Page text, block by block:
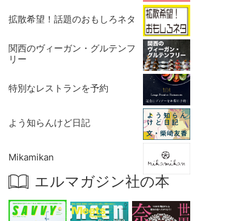
拡散希望！話題のおもしろネタ
関西のヴィーガン・グルテンフ
リー
特別なレストランを予約
よう知らんけど日記
Mikamikan
エルマガジン社の本